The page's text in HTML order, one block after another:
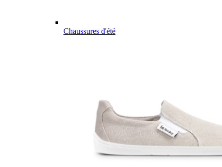
Chaussures d'été